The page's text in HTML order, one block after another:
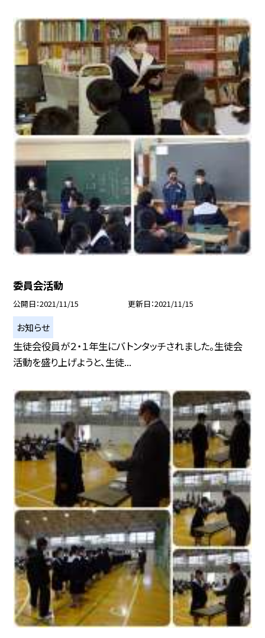
委員会活動
公開日 2021/11/15 更新日 2021/11/15
お知らせ
生徒会役員が２・１年生にバトンタッチされました。生徒会
活動を盛り上げようと、生徒...